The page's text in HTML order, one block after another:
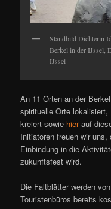
Standbild Dichterin
Berkel in der IJssel,
IJssel
An 11 Orten an der
spirituelle Orte lokalisiert,
kreiert sowie hierauf
Initiatoren freuen wir
Einbindung in die
zukunftsfest wird.
Die Faltblätter werden
Touristenbüros bereits